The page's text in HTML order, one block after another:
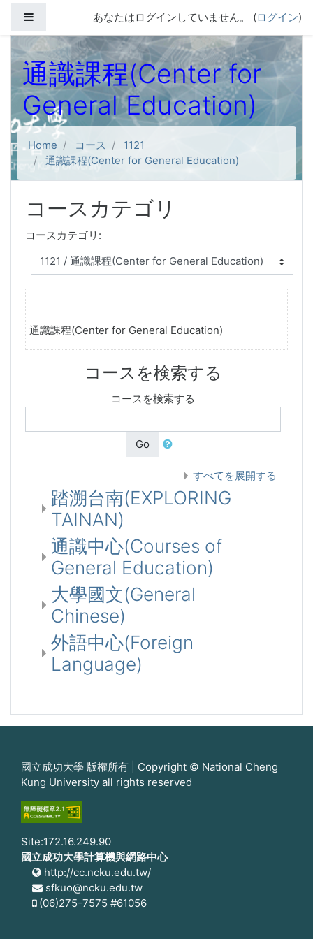
サイドパネルあなたはログインしていません。 (ログイン)
通識課程(Center for
General Education)
Home コース
1121
通識課程(Center for General Education)
コースカテゴリ
コースカテゴリ:
通識課程(Center for General Education)
コースを検索する
コースを検索する
Go
すべてを展開する
踏溯台南(EXPLORING
TAINAN)
通識中心(Courses of
General Education)
大學國文(General
Chinese)
外語中心(Foreign
Language)
國立成功大學 版權所有 | Copyright © National Cheng
Kung University all rights reserved
Site:172.16.249.90
國立成功大學計算機與網路中心
http://cc.ncku.edu.tw/
sfkuo@ncku.edu.tw
(06)275-7575 #61056